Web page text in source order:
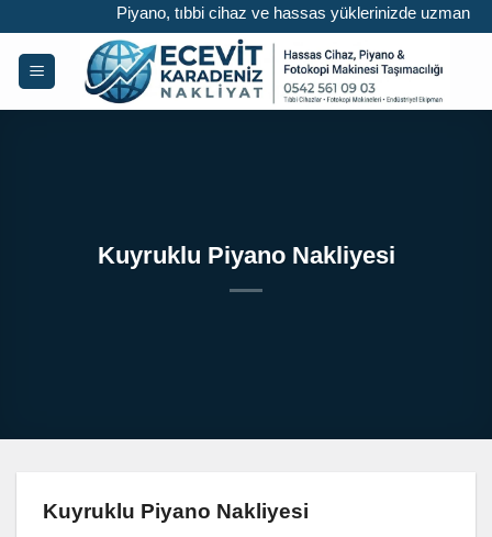
Piyano, tıbbi cihaz ve hassas yüklerinizde uzman
Kuyruklu Piyano Nakliyesi
Kuyruklu Piyano Nakliyesi